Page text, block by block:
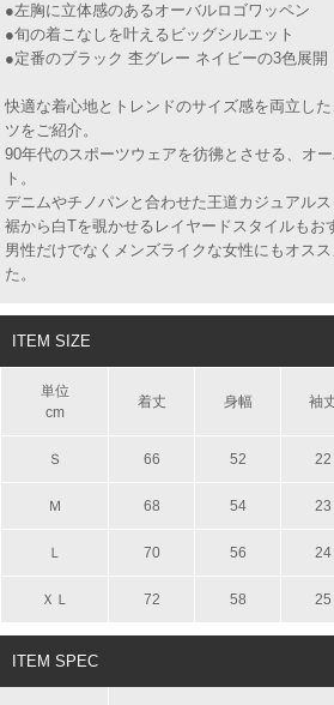
●左胸に立体感のあるオーバルロゴワッペン
●旬の着こなしを叶えるビッグシルエット
●定番のブラック 杢グレー ネイビーの3色展開
快適な着心地とトレンドのサイズ感を両立し
ツをご紹介。
90年代のスポーツウェアを彷彿とさせる、オ
ト。
デニムやチノパンと合わせた王道カジュアルス
裾から白Tを覗かせるレイヤードスタイルもお
男性だけでなくメンズライクな女性にもオス
た。
ITEM SIZE
単位
cm
着丈 身幅 袖
Ｓ 66 52 22
Ｍ 68 54 23
Ｌ 70 56 24
ＸＬ 72 58 25
ITEM SPEC